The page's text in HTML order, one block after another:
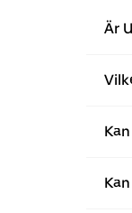
Är